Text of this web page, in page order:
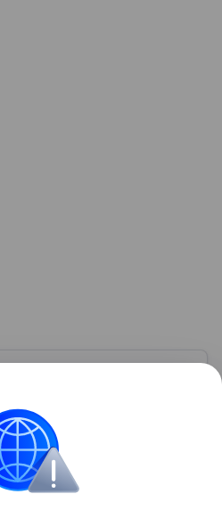
о том, что такое
заработать.